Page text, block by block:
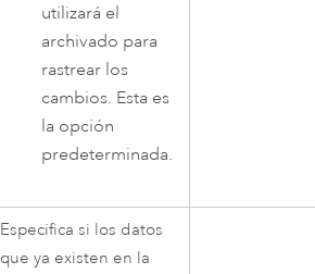
utilizará el
archivado para
rastrear los
cambios. Esta es
la opción
predeterminada.
Especifica si los datos
que ya existen en la